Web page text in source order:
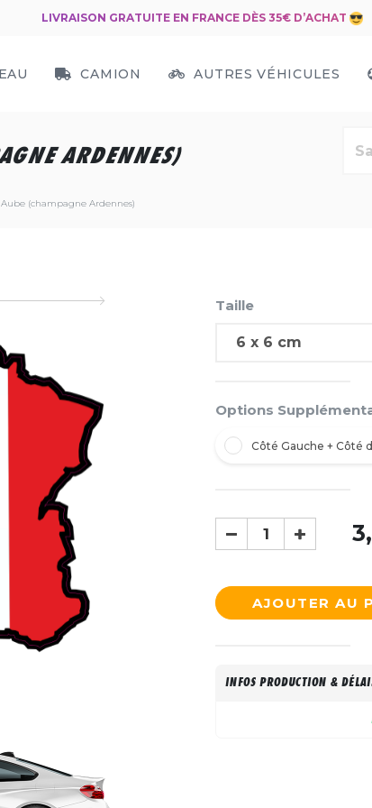
LIVRAISON GRATUITE EN FRANCE DÈS 35€ D’ACHAT
CAMION AUTRES VÉHICULES
ARDENNES)
(champagne Ardennes)
Taille
Options
Côté Gauche + Côté
AJOUTER AU
INFOS PRODUCTION &